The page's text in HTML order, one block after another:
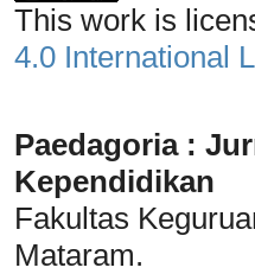
This work is
4.0 International
Paedagoria :
Kependidikan
Fakultas
Mataram.